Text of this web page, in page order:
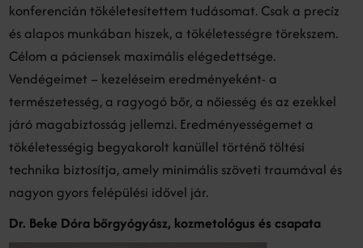
konferencián tökéletesítettem tudásomat. Csak a precíz
és alapos munkában hiszek, a tökéletességre törekszem.
Célom a páciensek maximális elégedettsége.
Vendégeimet – kezeléseim eredményeként- a
természetesség, a ragyogó bőr, a nőiesség és az ezekkel
járó magabiztosság jellemzi. Eredményességemet a
tökéletességig begyakorolt kanüllel történő töltési
technika biztosítja, amely minimális szöveti traumával és
nagyon gyors felépülési idővel jár.
Dr. Beke Dóra bőrgyógyász, kozmetológus és csapata